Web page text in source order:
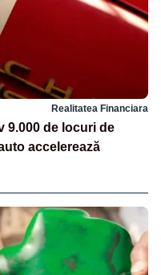
Realitatea Financiara
9.000 de locuri de
accelerează